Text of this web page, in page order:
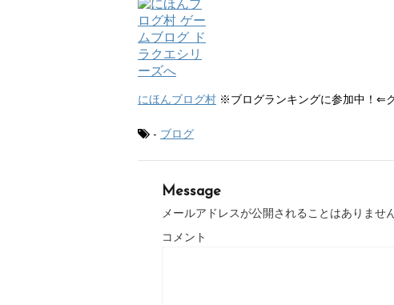
にほんブログ村 ※ブログランキングに参加中！⇐
- ブログ
Message
メールアドレスが公開されることはありません
コメント